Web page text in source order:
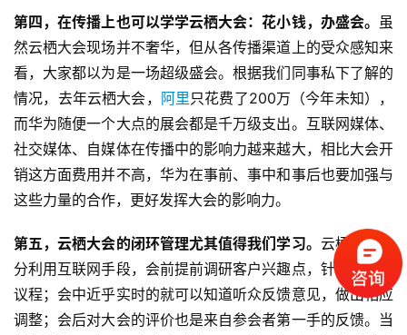
页
标
杆
企
业
大
全
察
公
开
课
第四，在传播上也可以学学云栖大会：花小钱，办盛会。 虽
然云栖大会现场并不奢华，但从各传播渠道上的受众感知来
看，大家都以为是一场超级盛会。根据我们同事私下了解的
情况，去年云栖大会， 阿里只花费了200万（今年未知），
而华为随便一个大点的展会都是千万级支出。互联网媒体、
社交媒体、自媒体在传播中的影响力越来越大，相比大会开
销这方面费用并不高，华为在事前、事中和事后也要加强与
这些力量的合作，更好发挥大会的影响力。
第五，云栖大会的闭环管理尤其值得我们学习。 云栖大会充
分利用互联网手段，会前提前调研客户兴趣点，针对性设置
议程；会中近乎实时的就可以知道听众反馈意见，做出相应
调整；会后对大会的评价也是来自参会者第一手的反馈。当